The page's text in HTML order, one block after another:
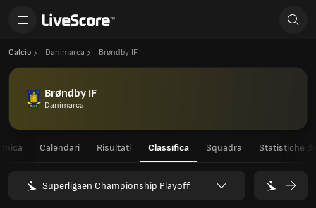
Calcio Danimarca Brøndby IF
Brøndby IF
Danimarca
Calendari Risultati Classifica Squadra Statistiche
Superligaen Championship Playoff